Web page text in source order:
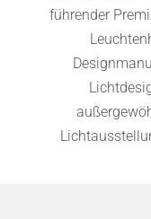
führender